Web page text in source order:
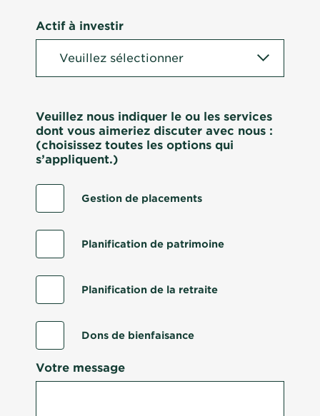
Actif à investir
Veuillez nous indiquer le ou les services
dont vous aimeriez discuter avec nous :
(choisissez toutes les options qui
s’appliquent.)
Gestion de placements
Planification de patrimoine
Planification de la retraite
Dons de bienfaisance
Votre message